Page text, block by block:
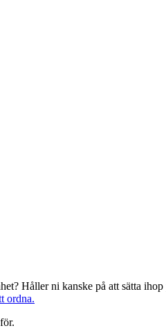
Håller ni kanske på att sätta
ordna.